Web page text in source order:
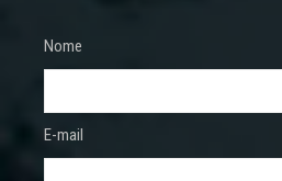
Nome
E-mail